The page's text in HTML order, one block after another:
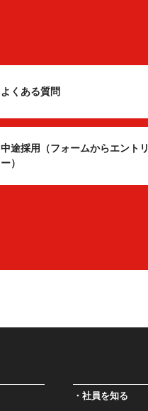
よくある質問
中途採用（フォームからエントリ
ー）
社員を知る